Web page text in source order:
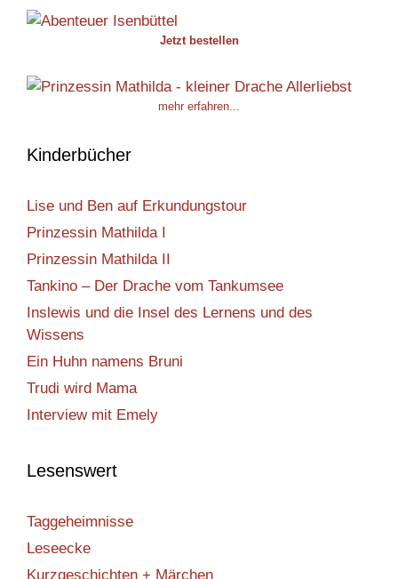
Jetzt bestellen
mehr erfahren...
Kinderbücher
Lise und Ben auf Erkundungstour
Prinzessin Mathilda I
Prinzessin Mathilda II
Tankino – Der Drache vom Tankumsee
Inslewis und die Insel des Lernens und des
Wissens
Ein Huhn namens Bruni
Trudi wird Mama
Interview mit Emely
Lesenswert
Taggeheimnisse
Leseecke
Kurzgeschichten + Märchen